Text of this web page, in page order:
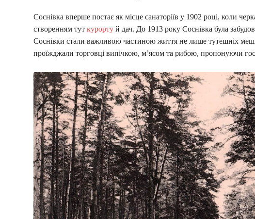
Соснівка вперше постає як місце санаторіїв у 1902 році, коли
створенням тут курорту й дач. До 1913 року Соснівка була
Соснівки стали важливою частиною життя не лише тутешніх
проїжджали торговці випічкою, м’ясом та рибою, пропонуючи